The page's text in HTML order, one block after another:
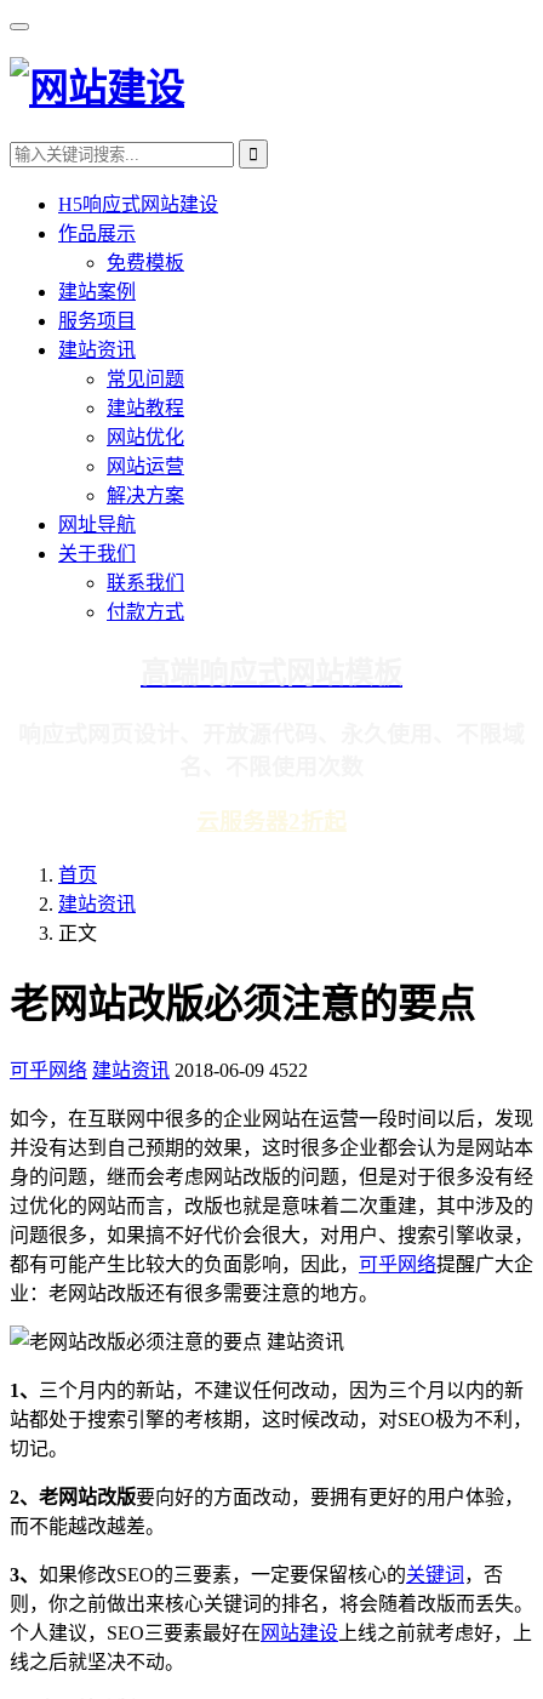
H5响应式网站建设
作品展示
免费模板
建站案例
服务项目
建站资讯
常见问题
建站教程
网站优化
网站运营
解决方案
网址导航
关于我们
联系我们
付款方式
云服务器2折起
首页
建站资讯
正文
老网站改版必须注意的要点
可乎网络 建站资讯 2018-06-09 4522
如今，在互联网中很多的企业网站在运营一段时间以后，发现
并没有达到自己预期的效果，这时很多企业都会认为是网站本
身的问题，继而会考虑网站改版的问题，但是对于很多没有经
过优化的网站而言，改版也就是意味着二次重建，其中涉及的
问题很多，如果搞不好代价会很大，对用户、搜索引擎收录，
都有可能产生比较大的负面影响，因此， 可乎网络提醒广大企
业：老网站改版还有很多需要注意的地方。
1、
三个月内的新站，不建议任何改动，因为三个月以内的新
站都处于搜索引擎的考核期，这时候改动，对SEO极为不利，
切记。
2、 老网站改版要向好的方面改动，要拥有更好的用户体验，
而不能越改越差。
3、 如果修改SEO的三要素，一定要保留核心的关键词 ，否
则，你之前做出来核心关键词的排名，将会随着改版而丢失。
个人建议，SEO三要素最好在 网站建设 上线之前就考虑好，上
线之后就坚决不动。